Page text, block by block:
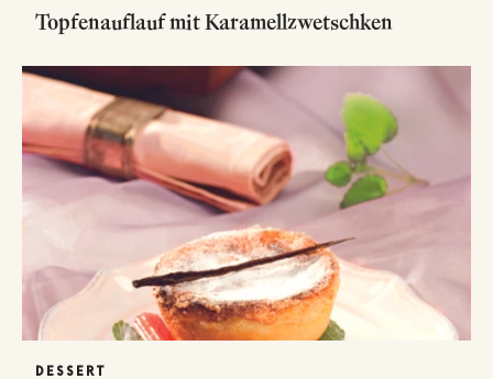
Topfenauflauf mit Karamellzwetschken
DESSERT